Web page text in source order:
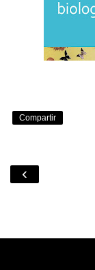
Compartir
‹